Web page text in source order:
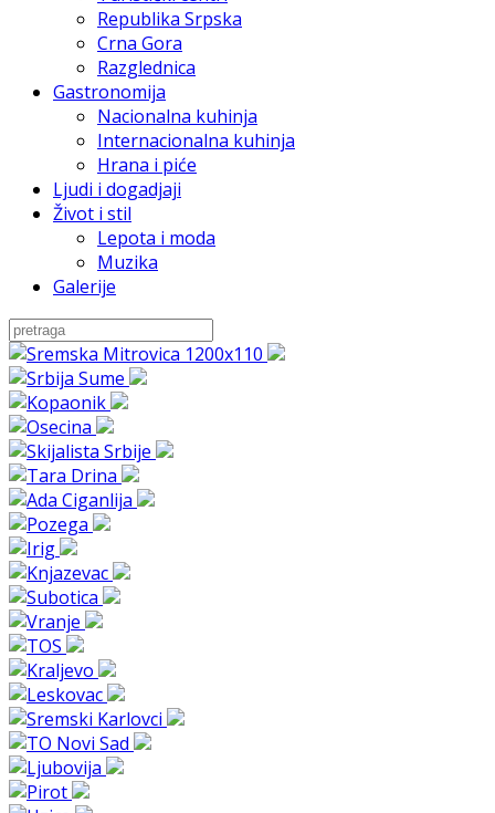
Republika Srpska
Crna Gora
Razglednica
Gastronomija
Nacionalna kuhinja
Internacionalna kuhinja
Hrana i piće
Ljudi i dogadjaji
Život i stil
Lepota i moda
Muzika
Galerije